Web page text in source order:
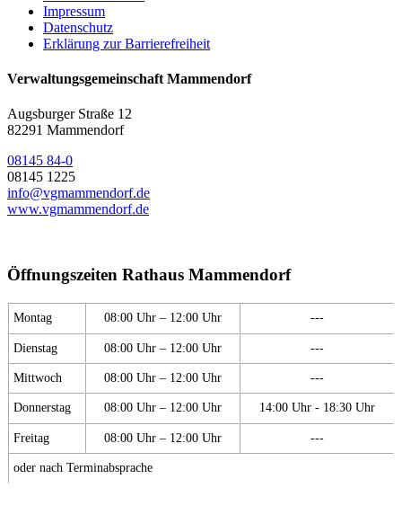
Impressum
Datenschutz
Erklärung zur Barrierefreiheit
Verwaltungsgemeinschaft Mammendorf
Augsburger Straße 12
82291 Mammendorf
08145 84-0
08145 1225
info@vgmammendorf.de
www.vgmammendorf.de
Öffnungszeiten Rathaus Mammendorf
Montag 08:00 Uhr – 12:00 Uhr ---
Dienstag 08:00 Uhr – 12:00 Uhr ---
Mittwoch 08:00 Uhr – 12:00 Uhr ---
Donnerstag 08:00 Uhr – 12:00 Uhr 14:00 Uhr - 18:30 Uhr
Freitag 08:00 Uhr – 12:00 Uhr ---
oder nach Terminabsprache